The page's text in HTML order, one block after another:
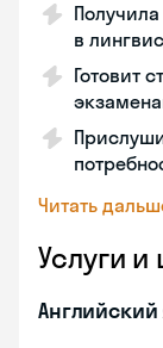
в
Готовит
Читать
Услуги и